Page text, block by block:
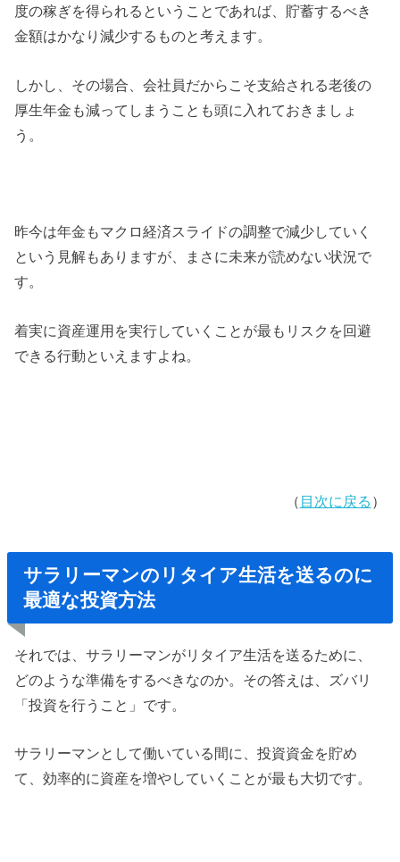
度の稼ぎを得られるということであれば、貯蓄するべき
金額はかなり減少するものと考えます。
しかし、その場合、会社員だからこそ支給される老後の
厚生年金も減ってしまうことも頭に入れておきましょ
う。
昨今は年金もマクロ経済スライドの調整で減少していく
という見解もありますが、まさに未来が読めない状況で
す。
着実に資産運用を実行していくことが最もリスクを回避
できる行動といえますよね。
（ 目次に戻る ）
サラリーマンのリタイア生活を送るのに
最適な投資方法
それでは、サラリーマンがリタイア生活を送るために、
どのような準備をするべきなのか。その答えは、ズバリ
「投資を行うこと」です。
サラリーマンとして働いている間に、投資資金を貯め
て、効率的に資産を増やしていくことが最も大切です。